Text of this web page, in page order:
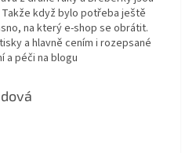
když bylo potřeba ještě
na který e-shop se obrátit.
a hlavně cením i rozepsané
a péči na blogu
je 5 z 5 hvězdiček.